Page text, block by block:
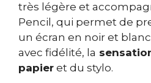
très légère et
Pencil, qui permet de
un écran en noir et
avec fidélité, la
papier et du stylo.